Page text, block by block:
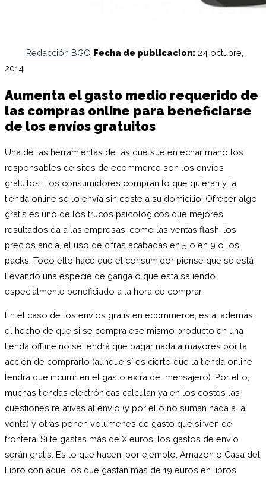
Redacción BGO Fecha de publicacion: 24 octubre,
2014
Aumenta el gasto medio requerido de
las compras online para beneficiarse
de los envíos gratuitos
Una de las herramientas de las que suelen echar mano los
responsables de sites de ecommerce son los envíos
gratuitos. Los consumidores compran lo que quieran y la
tienda online se lo envía sin coste a su domicilio. Ofrecer algo
gratis es uno de los trucos psicológicos que mejores
resultados da a las empresas, como las ventas flash, los
precios ancla, el uso de cifras acabadas en 5 o en 9 o los
packs. Todo ello hace que el consumidor piense que se está
llevando una especie de ganga o que está saliendo
especialmente beneficiado a la hora de comprar.
En el caso de los envíos gratis en ecommerce, está, además,
el hecho de que si se compra ese mismo producto en una
tienda offline no se tendrá que pagar nada a mayores por la
acción de comprarlo (aunque sí es cierto que la tienda online
tendrá que incurrir en el gasto extra del mensajero). Por ello,
muchas tiendas electrónicas calculan ya en los costes las
cuestiones relativas al envío (y por ello no suman nada a la
venta) y otras ponen volúmenes de gasto que sirven de
frontera. Si te gastas más de X euros, los gastos de envío
serán gratis. Es lo que hacen, por ejemplo, Amazon o Casa del
Libro con aquellos que gastan más de 19 euros en libros.